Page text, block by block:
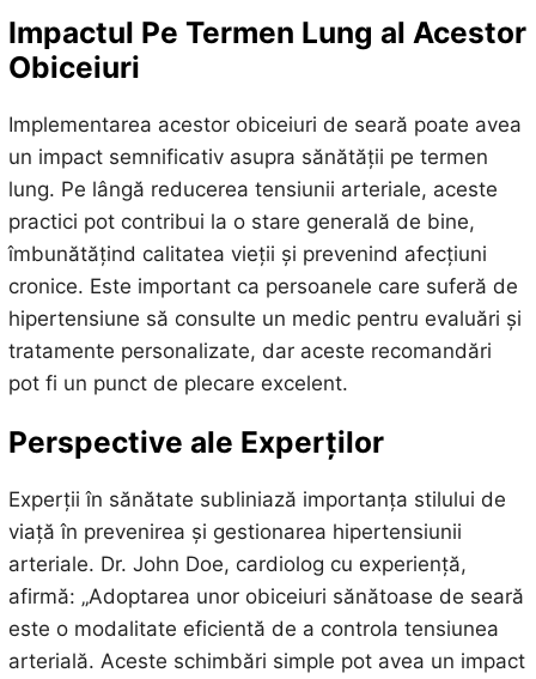
Impactul Pe Termen Lung al Acestor
Obiceiuri
Implementarea acestor obiceiuri de seară poate avea
un impact semnificativ asupra sănătății pe termen
lung. Pe lângă reducerea tensiunii arteriale, aceste
practici pot contribui la o stare generală de bine,
îmbunătățind calitatea vieții și prevenind afecțiuni
cronice. Este important ca persoanele care suferă de
hipertensiune să consulte un medic pentru evaluări și
tratamente personalizate, dar aceste recomandări
pot fi un punct de plecare excelent.
Perspective ale Experților
Experții în sănătate subliniază importanța stilului de
viață în prevenirea și gestionarea hipertensiunii
arteriale. Dr. John Doe, cardiolog cu experiență,
afirmă: „Adoptarea unor obiceiuri sănătoase de seară
este o modalitate eficientă de a controla tensiunea
arterială. Aceste schimbări simple pot avea un impact